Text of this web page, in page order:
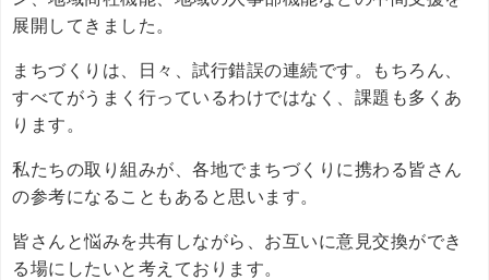
展開してきました。
まちづくりは、日々、試行錯誤の連続です。もちろん、
すべてがうまく行っているわけではなく、課題も多くあ
ります。
私たちの取り組みが、各地でまちづくりに携わる皆さん
の参考になることもあると思います。
皆さんと悩みを共有しながら、お互いに意見交換ができ
る場にしたいと考えております。